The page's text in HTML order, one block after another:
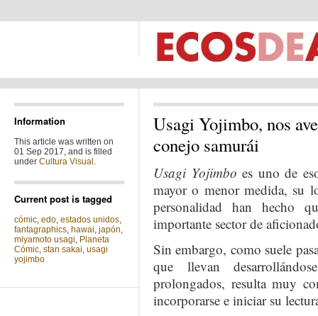
Information
This article was written on
01 Sep 2017, and is filled
under Cultura Visual .
Current post is tagged
cómic, edo, estados unidos,
fantagraphics, hawai, japón,
miyamoto usagi, Planeta
Cómic, stan sakai, usagi
yojimbo
Usagi Yojimbo, nos
conejo samurái
Usagi Yojimbo es uno de
mayor o menor medida, su
personalidad han hecho
importante sector de
Sin embargo, como suele
que llevan
prolongados, resulta muy
incorporarse e iniciar su